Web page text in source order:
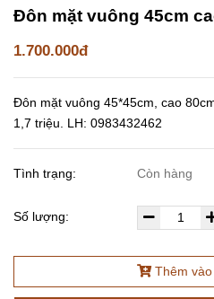
Đôn mặt vuông 45cm
1.700.000đ
Đôn mặt vuông 45*45cm, cao
1,7 triệu. LH: 0983432462
Tình trạng: Còn hàng
Số lượng:
Thêm vào